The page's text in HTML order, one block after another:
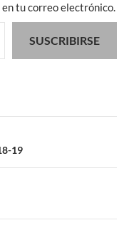
tu correo electrónico.
SUSCRIBIRSE
19